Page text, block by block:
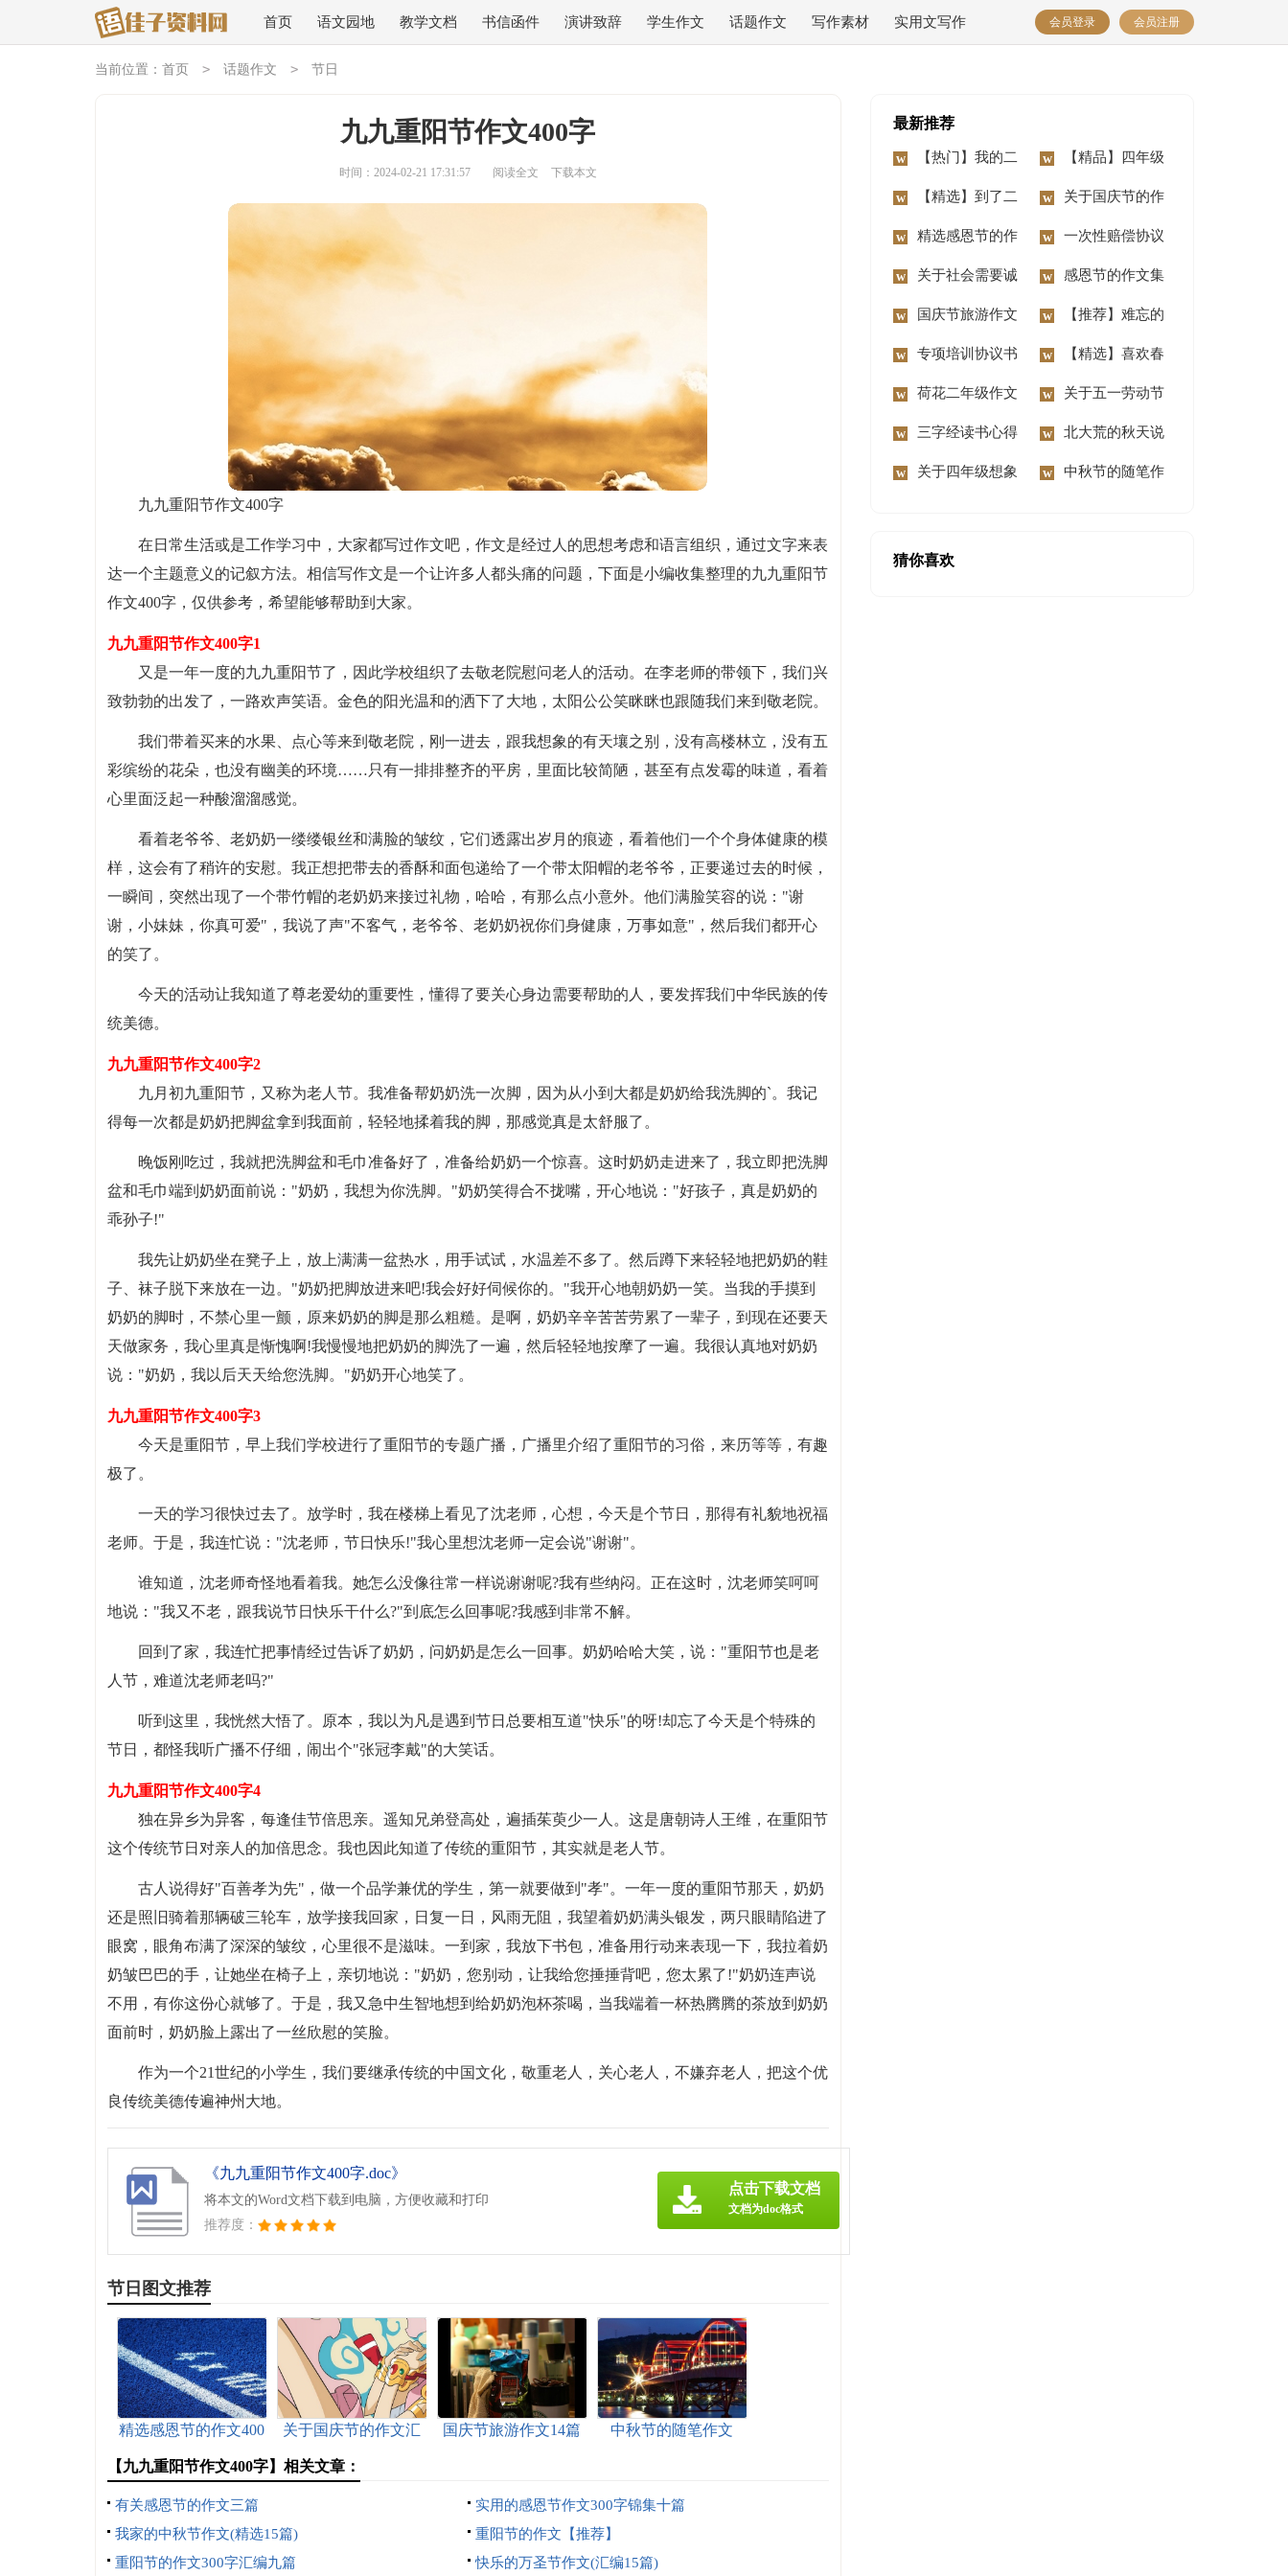
首页 语文园地 教学文档 书信函件 演讲致辞 学生作文 话题作文 写作素材 实用文写作 会员登录 会员注册
当前位置： 首页 > 话题作文 > 节日
九九重阳节作文400字
时间：2024-02-21 17:31:57 阅读全文 下载本文
九九重阳节作文400字
在日常生活或是工作学习中，大家都写过作文吧，作文是经过人的思想考虑和语言组织，通过文字来表
达一个主题意义的记叙方法。相信写作文是一个让许多人都头痛的问题，下面是小编收集整理的九九重阳节
作文400字，仅供参考，希望能够帮助到大家。
九九重阳节作文400字1
又是一年一度的九九重阳节了，因此学校组织了去敬老院慰问老人的活动。在李老师的带领下，我们兴
致勃勃的出发了，一路欢声笑语。金色的阳光温和的洒下了大地，太阳公公笑眯眯也跟随我们来到敬老院。
我们带着买来的水果、点心等来到敬老院，刚一进去，跟我想象的有天壤之别，没有高楼林立，没有五
彩缤纷的花朵，也没有幽美的环境……只有一排排整齐的平房，里面比较简陋，甚至有点发霉的味道，看着
心里面泛起一种酸溜溜感觉。
看着老爷爷、老奶奶一缕缕银丝和满脸的皱纹，它们透露出岁月的痕迹，看着他们一个个身体健康的模
样，这会有了稍许的安慰。我正想把带去的香酥和面包递给了一个带太阳帽的老爷爷，正要递过去的时候，
一瞬间，突然出现了一个带竹帽的老奶奶来接过礼物，哈哈，有那么点小意外。他们满脸笑容的说："谢
谢，小妹妹，你真可爱"，我说了声"不客气，老爷爷、老奶奶祝你们身健康，万事如意"，然后我们都开心
的笑了。
今天的活动让我知道了尊老爱幼的重要性，懂得了要关心身边需要帮助的人，要发挥我们中华民族的传
统美德。
九九重阳节作文400字2
九月初九重阳节，又称为老人节。我准备帮奶奶洗一次脚，因为从小到大都是奶奶给我洗脚的`。我记
得每一次都是奶奶把脚盆拿到我面前，轻轻地揉着我的脚，那感觉真是太舒服了。
晚饭刚吃过，我就把洗脚盆和毛巾准备好了，准备给奶奶一个惊喜。这时奶奶走进来了，我立即把洗脚
盆和毛巾端到奶奶面前说："奶奶，我想为你洗脚。"奶奶笑得合不拢嘴，开心地说："好孩子，真是奶奶的
乖孙子!"
我先让奶奶坐在凳子上，放上满满一盆热水，用手试试，水温差不多了。然后蹲下来轻轻地把奶奶的鞋
子、袜子脱下来放在一边。"奶奶把脚放进来吧!我会好好伺候你的。"我开心地朝奶奶一笑。当我的手摸到
奶奶的脚时，不禁心里一颤，原来奶奶的脚是那么粗糙。是啊，奶奶辛辛苦苦劳累了一辈子，到现在还要天
天做家务，我心里真是惭愧啊!我慢慢地把奶奶的脚洗了一遍，然后轻轻地按摩了一遍。我很认真地对奶奶
说："奶奶，我以后天天给您洗脚。"奶奶开心地笑了。
九九重阳节作文400字3
今天是重阳节，早上我们学校进行了重阳节的专题广播，广播里介绍了重阳节的习俗，来历等等，有趣
极了。
一天的学习很快过去了。放学时，我在楼梯上看见了沈老师，心想，今天是个节日，那得有礼貌地祝福
老师。于是，我连忙说："沈老师，节日快乐!"我心里想沈老师一定会说"谢谢"。
谁知道，沈老师奇怪地看着我。她怎么没像往常一样说谢谢呢?我有些纳闷。正在这时，沈老师笑呵呵
地说："我又不老，跟我说节日快乐干什么?"到底怎么回事呢?我感到非常不解。
回到了家，我连忙把事情经过告诉了奶奶，问奶奶是怎么一回事。奶奶哈哈大笑，说："重阳节也是老
人节，难道沈老师老吗?"
听到这里，我恍然大悟了。原本，我以为凡是遇到节日总要相互道"快乐"的呀!却忘了今天是个特殊的
节日，都怪我听广播不仔细，闹出个"张冠李戴"的大笑话。
九九重阳节作文400字4
独在异乡为异客，每逢佳节倍思亲。遥知兄弟登高处，遍插茱萸少一人。这是唐朝诗人王维，在重阳节
这个传统节日对亲人的加倍思念。我也因此知道了传统的重阳节，其实就是老人节。
古人说得好"百善孝为先"，做一个品学兼优的学生，第一就要做到"孝"。一年一度的重阳节那天，奶奶
还是照旧骑着那辆破三轮车，放学接我回家，日复一日，风雨无阻，我望着奶奶满头银发，两只眼睛陷进了
眼窝，眼角布满了深深的皱纹，心里很不是滋味。一到家，我放下书包，准备用行动来表现一下，我拉着奶
奶皱巴巴的手，让她坐在椅子上，亲切地说："奶奶，您别动，让我给您捶捶背吧，您太累了!"奶奶连声说
不用，有你这份心就够了。于是，我又急中生智地想到给奶奶泡杯茶喝，当我端着一杯热腾腾的茶放到奶奶
面前时，奶奶脸上露出了一丝欣慰的笑脸。
作为一个21世纪的小学生，我们要继承传统的中国文化，敬重老人，关心老人，不嫌弃老人，把这个优
良传统美德传遍神州大地。
《九九重阳节作文400字.doc》
将本文的Word文档下载到电脑，方便收藏和打印
推荐度：
点击下载文档
文档为doc格式
节日图文推荐
精选感恩节的作文400
关于国庆节的作文汇
国庆节旅游作文14篇 中秋节的随笔作文
【九九重阳节作文400字】相关文章：
有关感恩节的作文三篇
实用的感恩节作文300字锦集十篇
我家的中秋节作文(精选15篇)
重阳节的作文【推荐】
重阳节的作文300字汇编九篇
快乐的万圣节作文(汇编15篇)
最新推荐
【热门】我的二
年级作文锦集7篇
【精品】四年级
动物作文10篇
【精选】到了二
年级作文锦集七篇
关于国庆节的作
文汇编15篇
精选感恩节的作
文400字3篇
一次性赔偿协议
书
关于社会需要诚
信作文3篇
感恩节的作文集
合15篇
国庆节旅游作文
14篇
【推荐】难忘的
事二年级作文合集八
篇
专项培训协议书 【精选】喜欢春
节作文三篇
荷花二年级作文
300字锦集六篇
关于五一劳动节
慰问信范文汇编8篇
三字经读书心得
体会
北大荒的秋天说
课稿
关于四年级想象 中秋节的随笔作
猜你喜欢